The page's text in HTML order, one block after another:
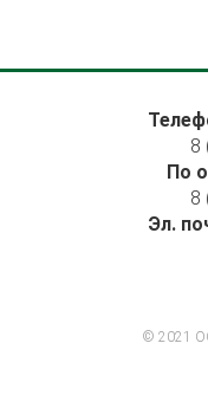
8
По
8
Эл.
© 2021